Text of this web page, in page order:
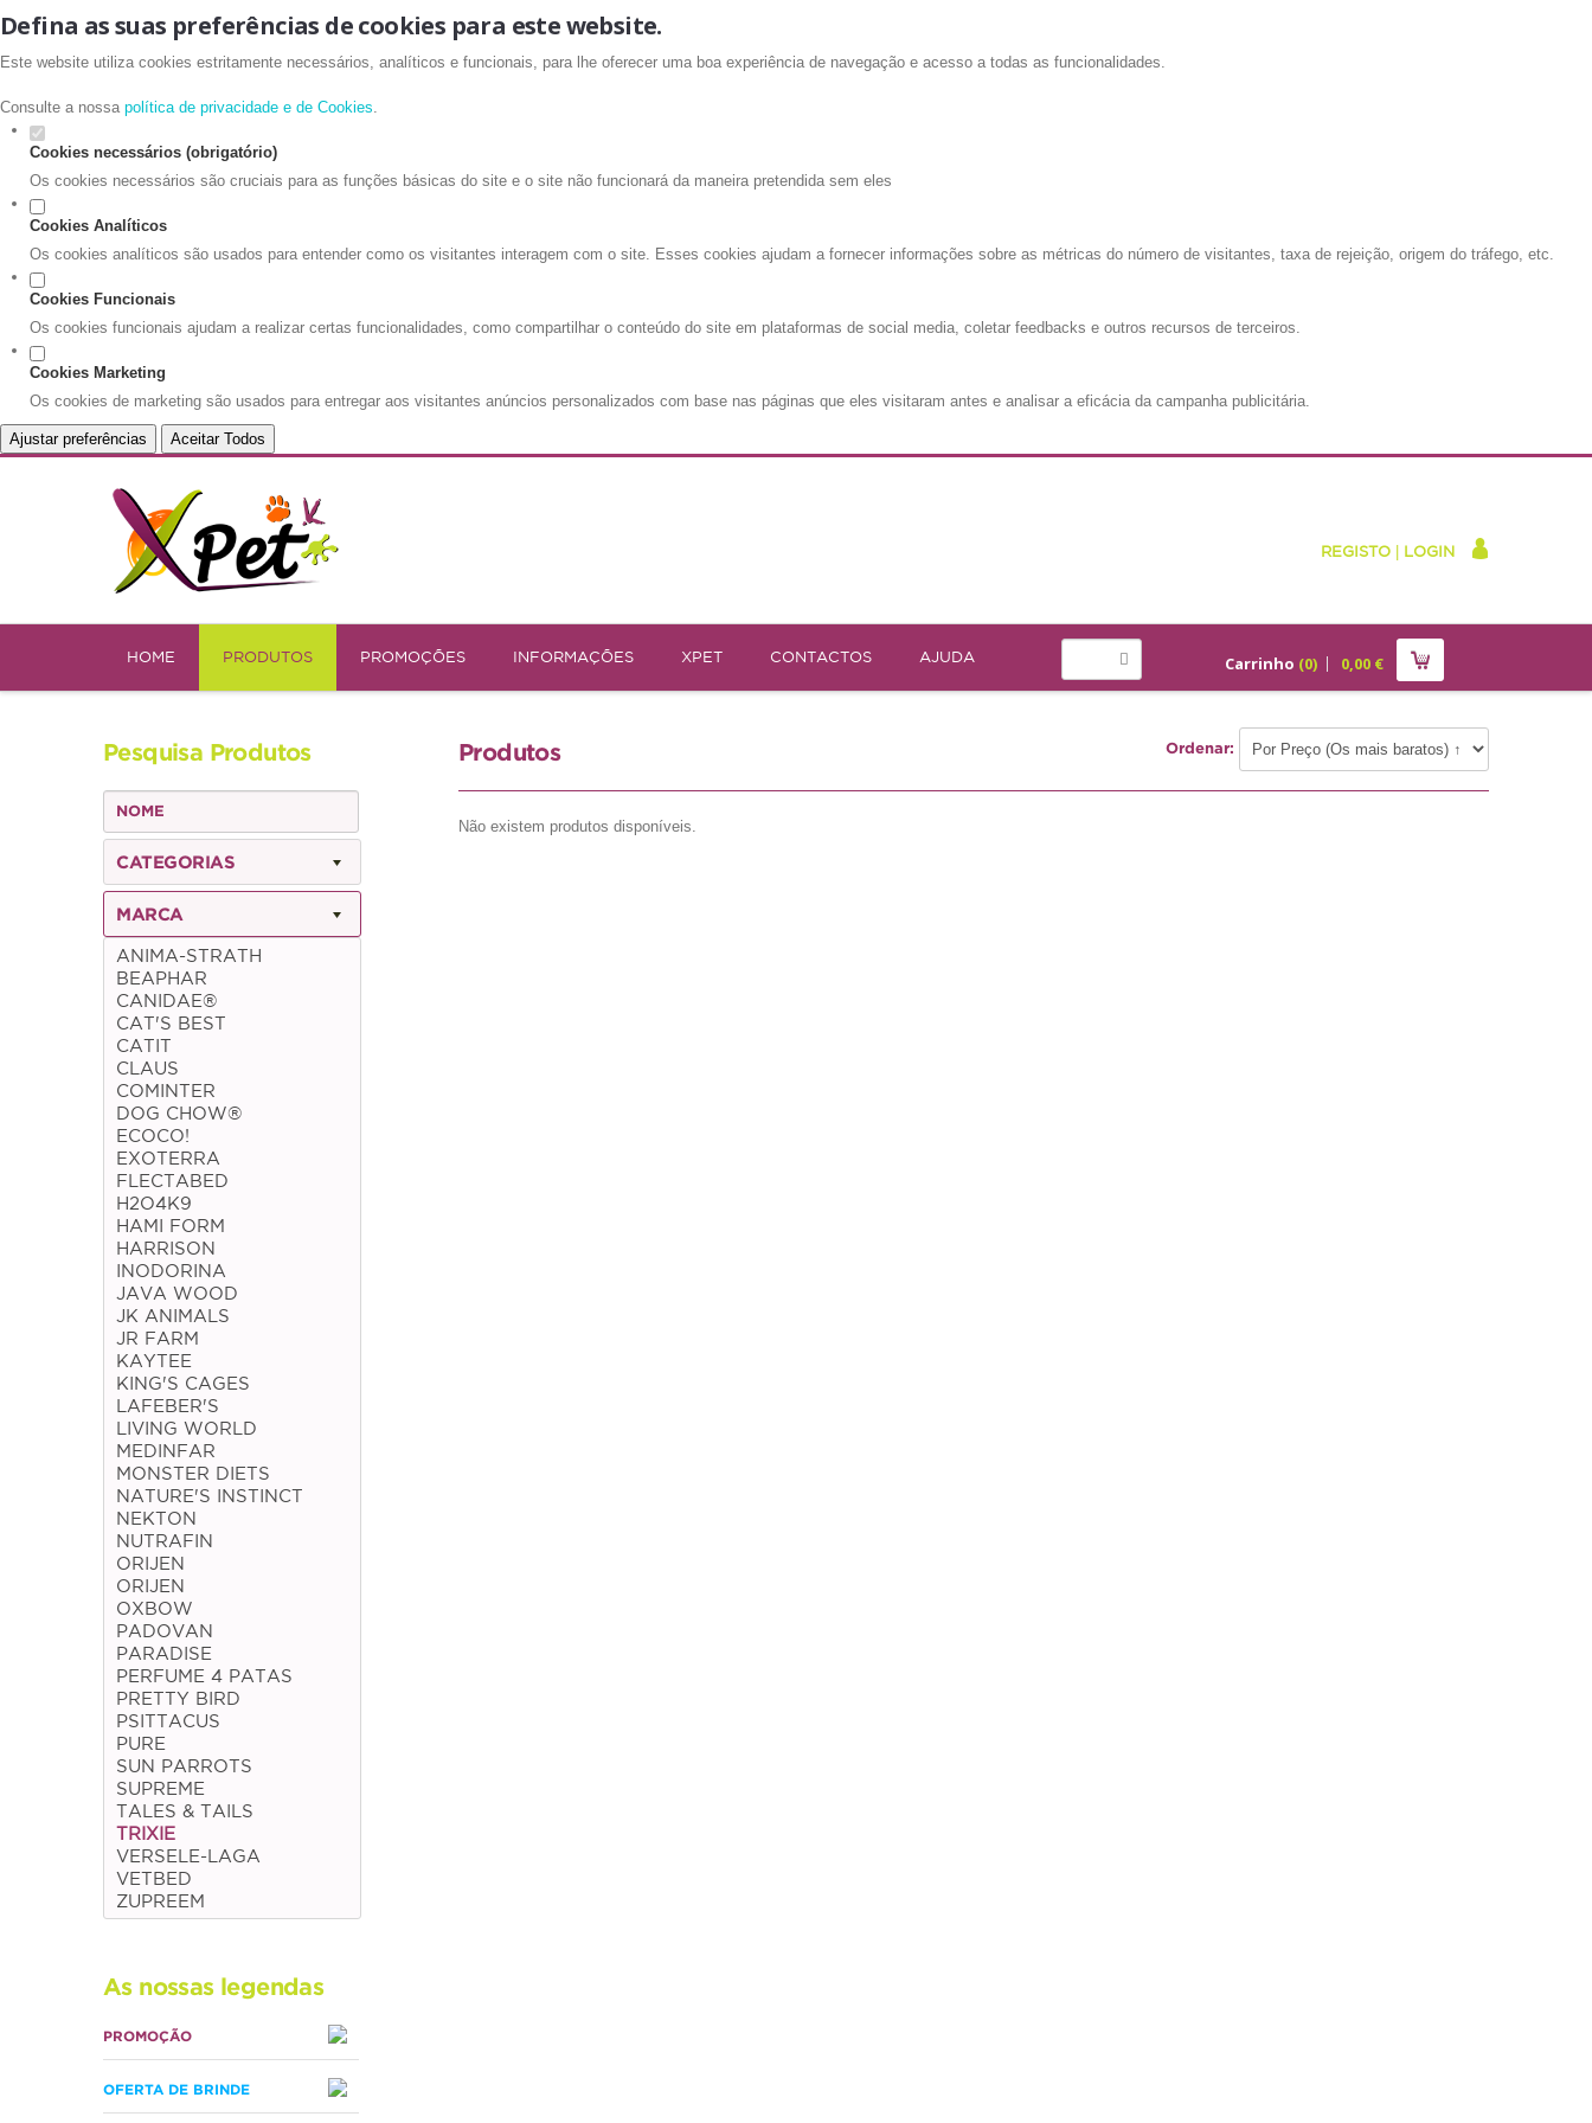
Defina as suas preferências de cookies para este website.
Este website utiliza cookies estritamente necessários, analíticos e funcionais, para lhe oferecer uma boa experiência de navegação e acesso a todas as funcionalidades.
Consulte a nossa política de privacidade e de Cookies.
Cookies necessários (obrigatório)
Os cookies necessários são cruciais para as funções básicas do site e o site não funcionará da maneira pretendida sem eles
Cookies Analíticos
Os cookies analíticos são usados para entender como os visitantes interagem com o site. Esses cookies ajudam a fornecer informações sobre as métricas do número de visitantes, taxa de rejeição, origem do tráfego, etc.
Cookies Funcionais
Os cookies funcionais ajudam a realizar certas funcionalidades, como compartilhar o conteúdo do site em plataformas de social media, coletar feedbacks e outros recursos de terceiros.
Cookies Marketing
Os cookies de marketing são usados para entregar aos visitantes anúncios personalizados com base nas páginas que eles visitaram antes e analisar a eficácia da campanha publicitária.
Ajustar preferências Aceitar Todos
REGISTO LOGIN
HOME PRODUTOS PROMOÇÕES INFORMAÇÕES XPET CONTACTOS AJUDA Carrinho (0) 0,00€
Pesquisa Produtos
CATEGORIAS
MARCA
ANIMA-STRATH
BEAPHAR
CANIDAE®
CAT'S BEST
CATIT
CLAUS
COMINTER
DOG CHOW®
ECOCO!
EXOTERRA
FLECTABED
H2O4K9
HAMI FORM
HARRISON
INODORINA
JAVA WOOD
JK ANIMALS
JR FARM
KAYTEE
KING'S CAGES
LAFEBER'S
LIVING WORLD
MEDINFAR
MONSTER DIETS
NATURE'S INSTINCT
NEKTON
NUTRAFIN
ORIJEN
ORIJEN
OXBOW
PADOVAN
PARADISE
PERFUME 4 PATAS
PRETTY BIRD
PSITTACUS
PURE
SUN PARROTS
SUPREME
TALES & TAILS
TRIXIE
VERSELE-LAGA
VETBED
ZUPREEM
As nossas legendas
PROMOÇÃO
OFERTA DE BRINDE
Produtos Ordenar:
Não existem produtos disponíveis.